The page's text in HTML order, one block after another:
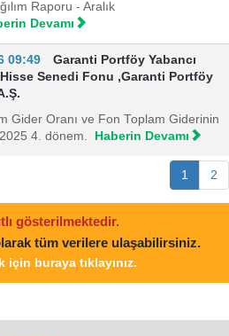
Raporu - Aralık
Devamı
09:49
Garanti Portföy Yabancı
Senedi Fonu ,Garanti Portföy
Gider Oranı ve Fon Toplam Giderinin
2025 4. dönem. Haberin Devamı
1 2
gösterilmektedir.
tüm verilere ulaşabilirsiniz.
için buraya tıklayınız.